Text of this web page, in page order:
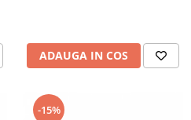
ADAUGA IN COS
-15%